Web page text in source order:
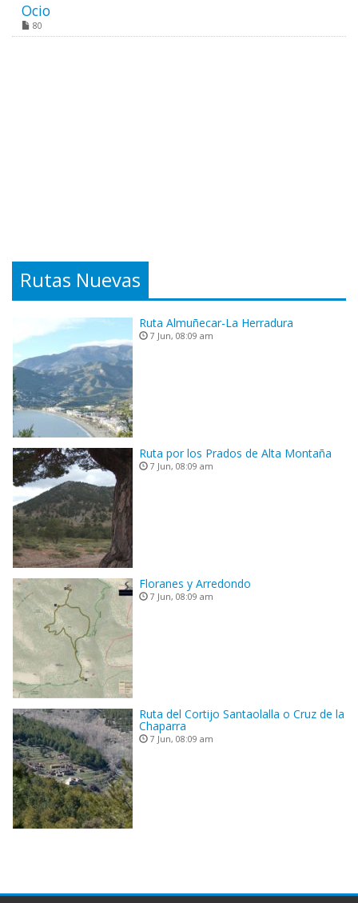
Ocio
80
Rutas Nuevas
Ruta Almuñecar-La Herradura
7 Jun, 08:09 am
Ruta por los Prados de Alta Montaña
7 Jun, 08:09 am
Floranes y Arredondo
7 Jun, 08:09 am
Ruta del Cortijo Santaolalla o Cruz de la
Chaparra
7 Jun, 08:09 am